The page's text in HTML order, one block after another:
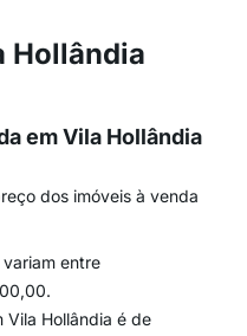
Hollândia
em Vila Hollândia
dos imóveis à venda
entre
Hollândia é de